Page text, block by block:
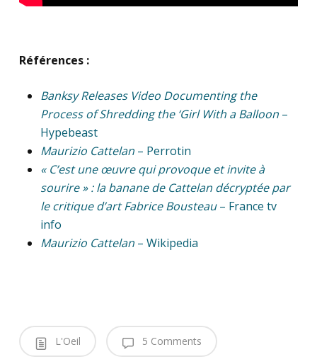
Références :
Banksy Releases Video Documenting the
Process of Shredding the ‘Girl With a Balloon–
Hypebeast
Maurizio Cattelan– Perrotin
« C’est une œuvre qui provoque et invite à
sourire » : la banane de Cattelan décryptée par
le critique d’art Fabrice Bousteau– France tv
info
Maurizio Cattelan– Wikipedia
L'Oeil 5 Comments